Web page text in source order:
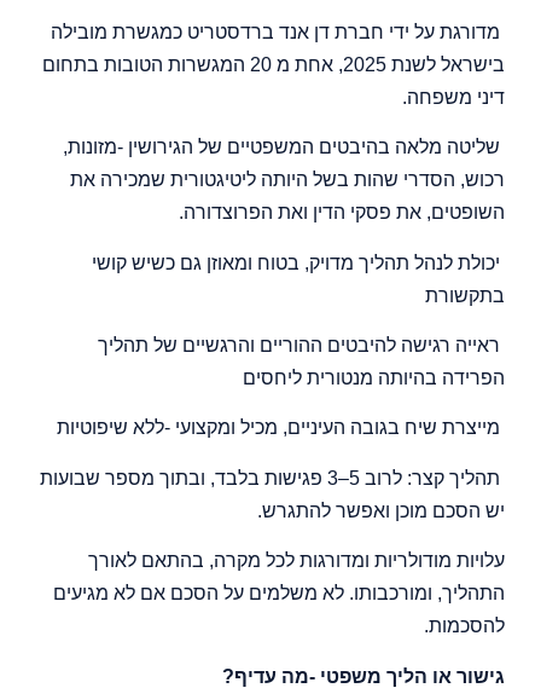
מדורגת על ידי חברת דן אנד ברדסטריט כמגשרת מובילה
בישראל לשנת 2025, אחת מ 20 המגשרות הטובות בתחום
דיני משפחה.
שליטה מלאה בהיבטים המשפטיים של הגירושין -מזונות,
רכוש, הסדרי שהות בשל היותה ליטיגטורית שמכירה את
השופטים, את פסקי הדין ואת הפרוצדורה.
יכולת לנהל תהליך מדויק, בטוח ומאוזן גם כשיש קושי
בתקשורת
ראייה רגישה להיבטים ההוריים והרגשיים של תהליך
הפרידה בהיותה מנטורית ליחסים
מייצרת שיח בגובה העיניים, מכיל ומקצועי -ללא שיפוטיות
תהליך קצר: לרוב 5–3 פגישות בלבד, ובתוך מספר שבועות
יש הסכם מוכן ואפשר להתגרש.
עלויות מודולריות ומדורגות לכל מקרה, בהתאם לאורך
התהליך, ומורכבותו. לא משלמים על הסכם אם לא מגיעים
להסכמות.
גישור או הליך משפטי -מה עדיף?